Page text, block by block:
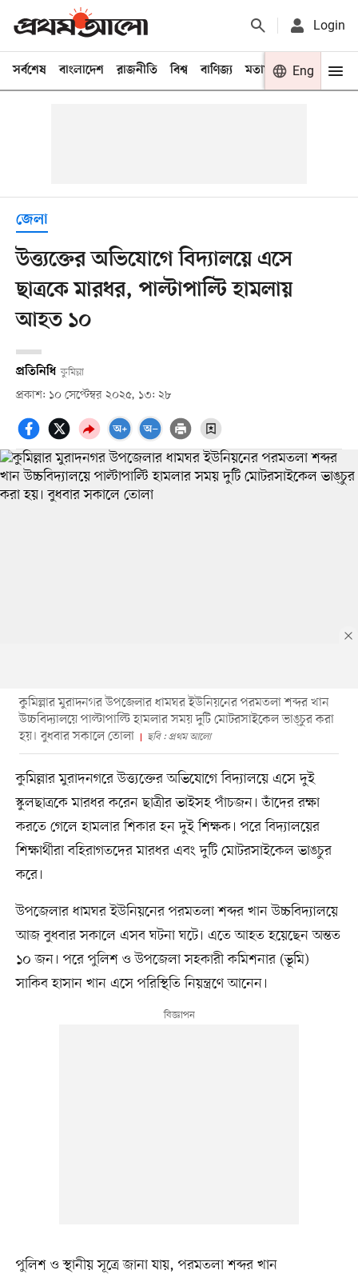
Login
সর্বশেষ বাংলাদেশ রাজনীতি বিশ্ব বাণিজ্য মতামত খেলা
Eng
জেলা
উত্ত্যক্তের অভিযোগে বিদ্যালয়ে এসে
ছাত্রকে মারধর, পাল্টাপাল্টি হামলায়
আহত ১০
প্রতিনিধি কুমিল্লা
প্রকাশ: ১০ সেপ্টেম্বর ২০২৫, ১৩: ২৮
কুমিল্লার মুরাদনগর উপজেলার ধামঘর ইউনিয়নের পরমতলা শব্দর খান
উচ্চবিদ্যালয়ে পাল্টাপাল্টি হামলার সময় দুটি মোটরসাইকেল ভাঙ্চুর করা
হয়। বুধবার সকালে তোলা
ছবি : প্রথম আলো
কুমিল্লার মুরাদনগরে উত্ত্যক্তের অভিযোগে বিদ্যালয়ে এসে দুই
স্কুলছাত্রকে মারধর করেন ছাত্রীর ভাইসহ পাঁচজন। তাঁদের রক্ষা
করতে গেলে হামলার শিকার হন দুই শিক্ষক। পরে বিদ্যালয়ের
শিক্ষার্থীরা বহিরাগতদের মারধর এবং দুটি মোটরসাইকেল ভাঙচুর
করে।
উপজেলার ধামঘর ইউনিয়নের পরমতলা শব্দর খান উচ্চবিদ্যালয়ে
আজ বুধবার সকালে এসব ঘটনা ঘটে। এতে আহত হয়েছেন অন্তত
১০ জন। পরে পুলিশ ও উপজেলা সহকারী কমিশনার (ভূমি)
সাকিব হাসান খান এসে পরিস্থিতি নিয়ন্ত্রণে আনেন।
পুলিশ ও স্থানীয় সূত্রে জানা যায়, পরমতলা শব্দর খান